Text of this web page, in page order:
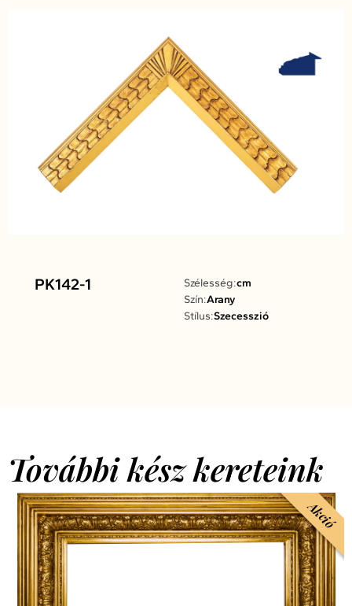
PK142-1 Szélesség:cm
Szín:Arany
Stílus:Szecesszió
További kész kereteink
Akció